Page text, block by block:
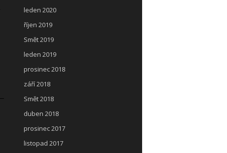
leden 2020
říjen 2019
Smět 2019
leden 2019
prosinec 2018
září 2018
Smět 2018
duben 2018
prosinec 2017
listopad 2017